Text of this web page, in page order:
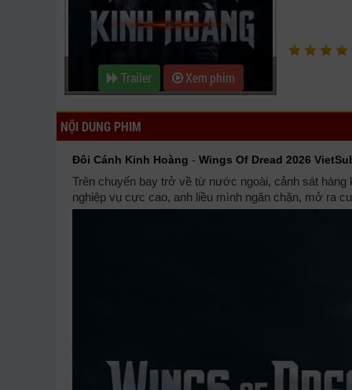
Trailer Xem phim
NỘI DUNG PHIM
Đôi Cánh Kinh Hoàng - Wings Of Dread 2026
Trên chuyến bay trở về từ nước ngoài, cảnh sát
nghiệp vụ cực cao, anh liều mình ngăn chặn, mở ra